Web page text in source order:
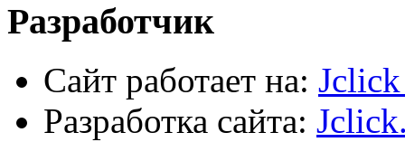
Разработчик
Сайт работает на:
Разработка сайта: